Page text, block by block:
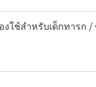
ใช้สำหรับเด็กทารก